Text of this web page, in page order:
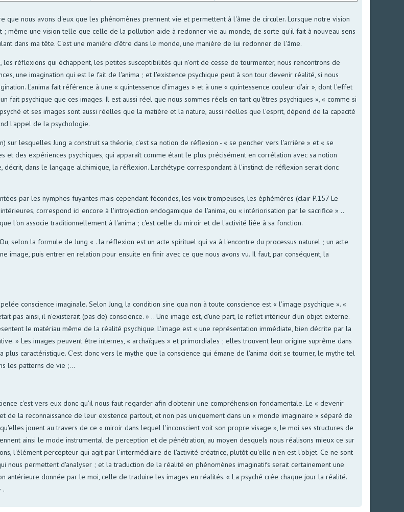
que nous avons d'eux que les phénomènes prennent vie et permettent à l'âme de circuler. Lorsque notre vision
même une vision telle que celle de la pollution aide à redonner vie au monde, de sorte qu'il fait à nouveau sens
dans ma tête. C'est une manière d'être dans le monde, une manière de lui redonner de l'âme.
réflexions qui échappent, les petites susceptibilités qui n'ont de cesse de tourmenter, nous rencontrons de
une imagination qui est le fait de l'anima ; et l'existence psychique peut à son tour devenir réalité, si nous
L'anima fait référence à une « quintessence d'images » et à une « quintessence couleur d'air », dont l'effet
fait psychique que ces images. Il est aussi réel que nous sommes réels en tant qu'êtres psychiques », « comme si
et ses images sont aussi réelles que la matière et la nature, aussi réelles que l'esprit, dépend de la capacité
l'appel de la psychologie.
sur lesquelles Jung a construit sa théorie, c'est sa notion de réflexion - « se pencher vers l'arrière » et « se
des expériences psychiques, qui apparaît comme étant le plus précisément en corrélation avec sa notion
décrit, dans le langage alchimique, la réflexion. L'archétype correspondant à l'instinct de réflexion serait donc
par les nymphes fuyantes mais cependant fécondes, les voix trompeuses, les éphémères (clair P.157 Le
correspond ici encore à l'introjection endogamique de l'anima, ou « intériorisation par le sacrifice » ..
l'on associe traditionnellement à l'anima ; c'est celle du miroir et de l'activité liée à sa fonction.
selon la formule de Jung « . la réfIexion est un acte spirituel qui va à l'encontre du processus naturel ; un acte
image, puis entrer en relation pour ensuite en finir avec ce que nous avons vu. Il faut, par conséquent, la
conscience imaginale. Selon Jung, la condition sine qua non à toute conscience est « l'image psychique ». «
pas ainsi, il n'existerait (pas de) conscience. » .. Une image est, d'une part, le reflet intérieur d'un objet externe.
le matériau même de la réalité psychique. L'image est « une représentation immédiate, bien décrite par la
» Les images peuvent être internes, « archaïques » et primordiales ; elles trouvent leur origine suprême dans
caractéristique. C'est donc vers le mythe que la conscience qui émane de l'anima doit se tourner, le mythe tel
les patterns de vie ;...
c'est vers eux donc qu'il nous faut regarder afin d'obtenir une compréhension fondamentale. Le « devenir
la reconnaissance de leur existence partout, et non pas uniquement dans un « monde imaginaire » séparé de
jouent au travers de ce « miroir dans lequel l'inconscient voit son propre visage », le moi ses structures de
ainsi le mode instrumental de perception et de pénétration, au moyen desquels nous réalisons mieux ce sur
l'élément percepteur qui agit par l'intermédiaire de l'activité créatrice, plutôt qu'elle n'en est l'objet. Ce ne sont
nous permettent d'analyser ; et la traduction de la réalité en phénomènes imaginatifs serait certainement une
donnée par le moi, celle de traduire les images en réalités. « La psyché crée chaque jour la réalité.
.